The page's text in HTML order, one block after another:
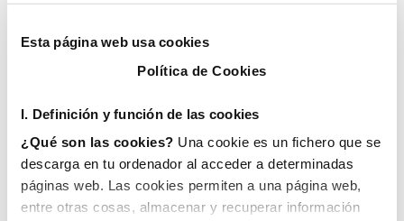
Esta página web usa cookies
Política de Cookies
I. Definición y función de las cookies
¿Qué son las cookies? Una cookie es un fichero que se
descarga en tu ordenador al acceder a determinadas
páginas web. Las cookies permiten a una página web,
entre otras cosas, almacenar y recuperar información
como el vertedero, los asistentes tuvieron la
oportunidad de conocer de cerca el proceso de
basado en la tecnología de biosecado.
El complejo de valorización de Cervera, que
destaca por la aplicación de tecnologías de